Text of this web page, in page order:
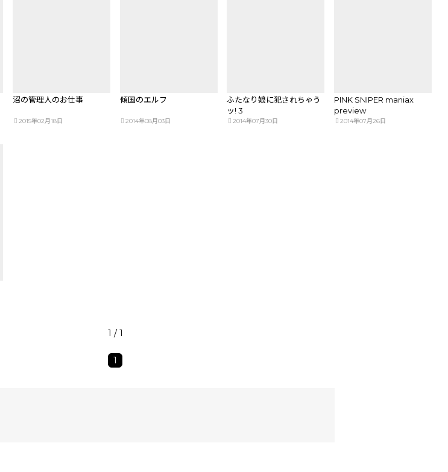
沼の管理人のお仕事
2015年02月18日
傾国のエルフ
2014年08月03日
ふたなり娘に犯されちゃう
ッ! 3
2014年07月30日
PINK SNIPER maniax
preview
2014年07月26日
1 / 1
1